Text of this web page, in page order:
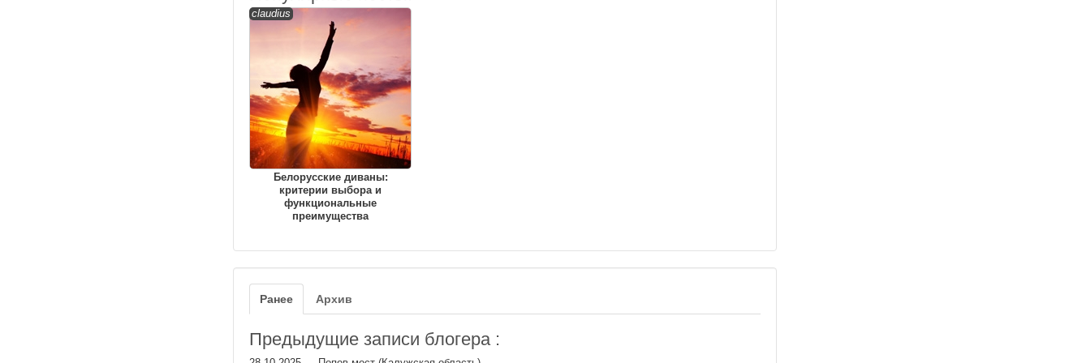
claudius
Белорусские диваны:
критерии выбора и
функциональные
преимущества
Ранее Архив
Предыдущие записи блогера :